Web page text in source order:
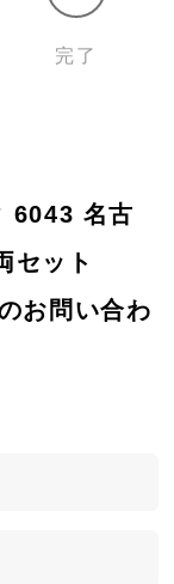
完了
6043 名古
セット
お問い合わ